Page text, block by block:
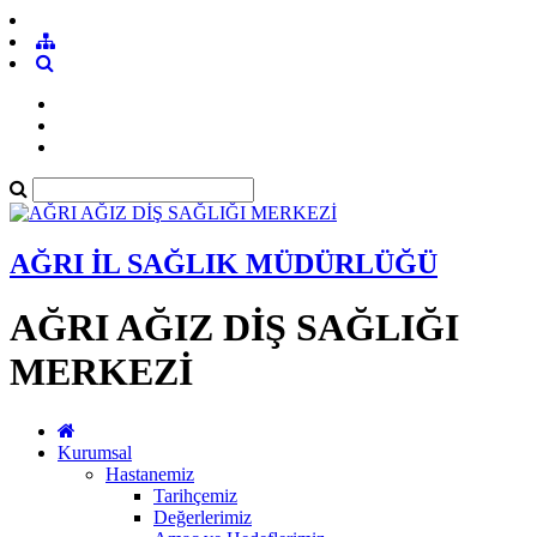
AĞRI İL SAĞLIK MÜDÜRLÜĞÜ
AĞRI AĞIZ DİŞ SAĞLIĞI
MERKEZİ
Kurumsal
Hastanemiz
Tarihçemiz
Değerlerimiz